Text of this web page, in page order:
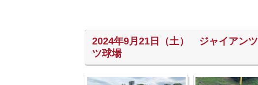
2024年9月21日（土） ジャイアン
ツ球場